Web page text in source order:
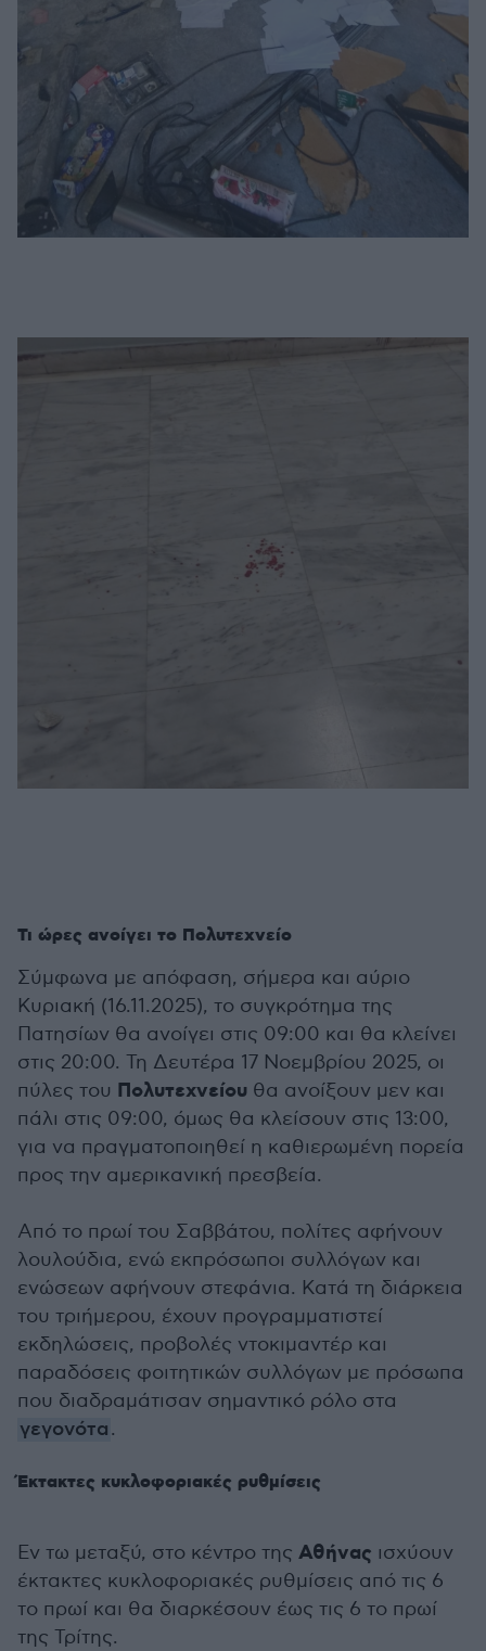
Τι ώρες ανοίγει το Πολυτεχνείο
Σύμφωνα με απόφαση, σήμερα και αύριο
Κυριακή (16.11.2025), το συγκρότημα της
Πατησίων θα ανοίγει στις 09:00 και θα κλείνει
στις 20:00. Τη Δευτέρα 17 Νοεμβρίου 2025, οι
πύλες του Πολυτεχνείου θα ανοίξουν μεν και
πάλι στις 09:00, όμως θα κλείσουν στις 13:00,
για να πραγματοποιηθεί η καθιερωμένη πορεία
προς την αμερικανική πρεσβεία.
Από το πρωί του Σαββάτου, πολίτες αφήνουν
λουλούδια, ενώ εκπρόσωποι συλλόγων και
ενώσεων αφήνουν στεφάνια. Κατά τη διάρκεια
του τριήμερου, έχουν προγραμματιστεί
εκδηλώσεις, προβολές ντοκιμαντέρ και
παραδόσεις φοιτητικών συλλόγων με πρόσωπα
που διαδραμάτισαν σημαντικό ρόλο στα
γεγονότα.
Έκτακτες κυκλοφοριακές ρυθμίσεις
Εν τω μεταξύ, στο κέντρο της Αθήνας ισχύουν
έκτακτες κυκλοφοριακές ρυθμίσεις από τις 6
το πρωί και θα διαρκέσουν έως τις 6 το πρωί
της Τρίτης.